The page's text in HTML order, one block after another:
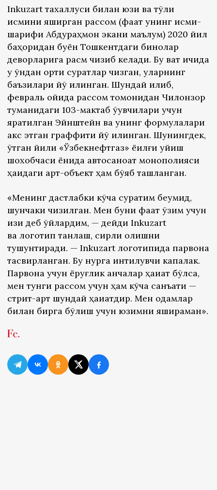
Inkuzart тахаллуси билан юзи ва тўлиқ
исмини яширган рассом (фақат унинг исми-
шарифи Абдураҳмон экани маълум) 2020 йил
баҳоридан буён Тошкентдаги бинолар
деворларига расм чизиб келади. Бу вақт ичида
у ўндан ортиқ суратлар чизган, уларнинг
баъзилари йўқ қилинган. Шундай қилиб,
февраль ойида рассом томонидан Чилонзор
туманидаги 103-мактаб ўқувчилари учун
яратилган Эйнштейн ва унинг формулалари
акс этган граффити йўқ қилинган. Шунингдек,
ўтган йили «Ўзбекнефтгаз» ёқилғи қуйиш
шохобчаси ёнида автосаноат монополияси
ҳақидаги арт-объект ҳам бўяб ташланган.
«Менинг дастлабки кўча суратим беумид,
шунчаки чизилган. Мен буни фақат ўзим учун
қизиқ деб ўйлардим, — дейди Inkuzart
ва логотип танлаш, сирли қолишни
тушунтиради. — Inkuzart логотипида парвона
тасвирланган. Бу нурга интилувчи капалак.
Парвона учун ёруғлик қанчалар ҳақиқат бўлса,
мен тунги рассом учун ҳам кўча санъати —
стрит-арт шундай ҳақиқатдир. Мен одамлар
билан бирга бўлиш учун юзимни яшираман».